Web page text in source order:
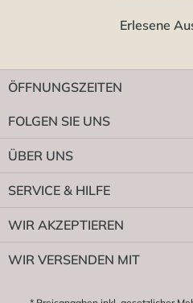
Erlesene
ÖFFNUNGSZEITEN
FOLGEN SIE UNS
ÜBER UNS
SERVICE & HILFE
WIR AKZEPTIEREN
WIR VERSENDEN MIT